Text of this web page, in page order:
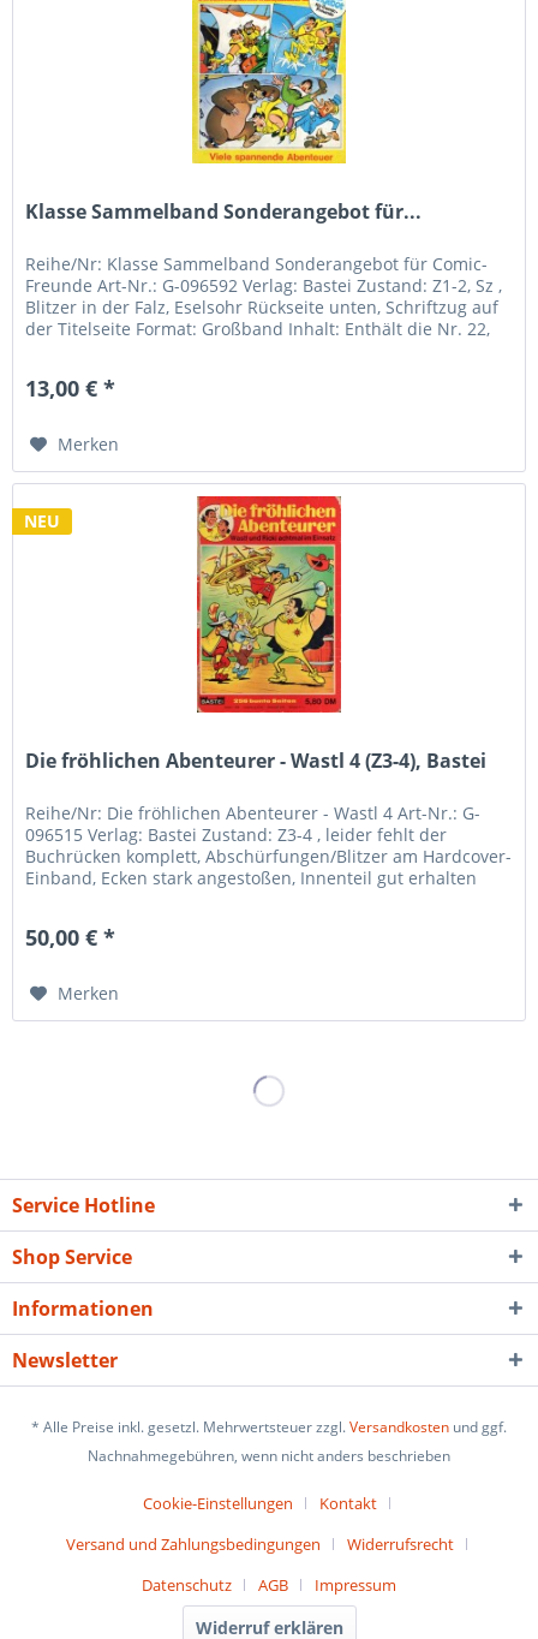
Klasse Sammelband Sonderangebot für...
Reihe/Nr: Klasse Sammelband Sonderangebot für Comic-
Freunde Art-Nr.: G-096592 Verlag: Bastei Zustand: Z1-2, Sz ,
Blitzer in der Falz, Eselsohr Rückseite unten, Schriftzug auf
der Titelseite Format: Großband Inhalt: Enthält die Nr. 22,
13,00 € *
Merken
NEU
Die fröhlichen Abenteurer - Wastl 4 (Z3-4), Bastei
Reihe/Nr: Die fröhlichen Abenteurer - Wastl 4 Art-Nr.: G-
096515 Verlag: Bastei Zustand: Z3-4 , leider fehlt der
Buchrücken komplett, Abschürfungen/Blitzer am Hardcover-
Einband, Ecken stark angestoßen, Innenteil gut erhalten
50,00 € *
Merken
Service Hotline
Shop Service
Informationen
Newsletter
* Alle Preise inkl. gesetzl. Mehrwertsteuer zzgl.Versandkosten und ggf.
Nachnahmegebühren, wenn nicht anders beschrieben
Cookie-Einstellungen
Kontakt
Versand und Zahlungsbedingungen
Widerrufsrecht
Datenschutz
AGB Impressum
Widerruf erklären